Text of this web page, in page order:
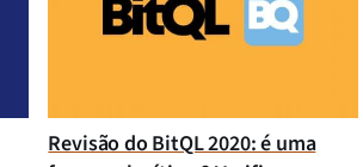
Revisão do BitQL 2020: é uma